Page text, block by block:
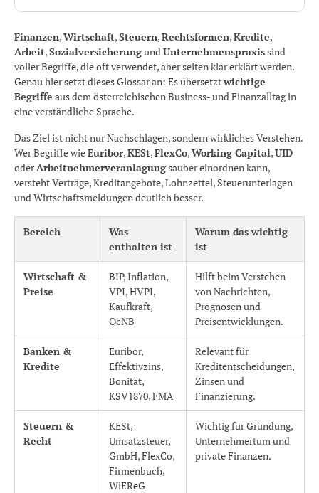
Finanzen,Wirtschaft,Steuern,Rechtsformen,Kredite,
Arbeit,SozialversicherungundUnternehmenspraxissind
voller Begriffe, die oft verwendet, aber selten klar erklärt werden.
Genau hier setzt dieses Glossar an: Es übersetztwichtige
Begriffe aus dem österreichischen Business- und Finanzalltag in
eine verständliche Sprache.
Das Ziel ist nicht nur Nachschlagen, sondern wirkliches Verstehen.
Wer Begriffe wieEuribor,KESt,FlexCo,Working Capital,UID
oderArbeitnehmerveranlagungsauber einordnen kann,
versteht Verträge, Kreditangebote, Lohnzettel, Steuerunterlagen
und Wirtschaftsmeldungen deutlich besser.
Bereich
Was
enthalten ist
Warum das wichtig
ist
Wirtschaft &
Preise
BIP, Inflation,
VPI, HVPI,
Kaufkraft,
OeNB
Hilft beim Verstehen
von Nachrichten,
Prognosen und
Preisentwicklungen.
Banken &
Kredite
Euribor,
Effektivzins,
Bonität,
KSV1870, FMA
Relevant für
Kreditentscheidungen,
Zinsen und
Finanzierung.
Steuern &
Recht
KESt,
Umsatzsteuer,
GmbH, FlexCo,
Firmenbuch,
WiEReG
Wichtig für Gründung,
Unternehmertum und
private Finanzen.